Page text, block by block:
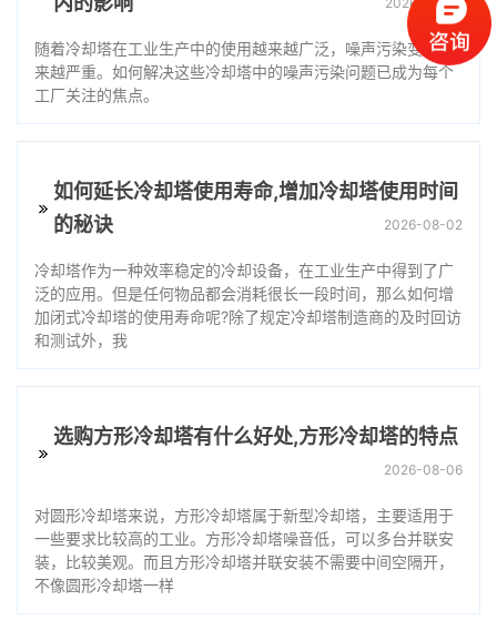
随着冷却塔在工业生产中的使用越来越广泛，噪声污染变得越
来越严重。如何解决这些冷却塔中的噪声污染问题已成为每个
工厂关注的焦点。
如何延长冷却塔使用寿命,增加冷却塔使用时间
的秘诀
2026-08-02
冷却塔作为一种效率稳定的冷却设备，在工业生产中得到了广
泛的应用。但是任何物品都会消耗很长一段时间，那么如何增
加闭式冷却塔的使用寿命呢?除了规定冷却塔制造商的及时回访
和测试外，我
选购方形冷却塔有什么好处,方形冷却塔的特点
2026-08-06
对圆形冷却塔来说，方形冷却塔属于新型冷却塔，主要适用于
一些要求比较高的工业。方形冷却塔噪音低，可以多台并联安
装，比较美观。而且方形冷却塔并联安装不需要中间空隔开，
不像圆形冷却塔一样